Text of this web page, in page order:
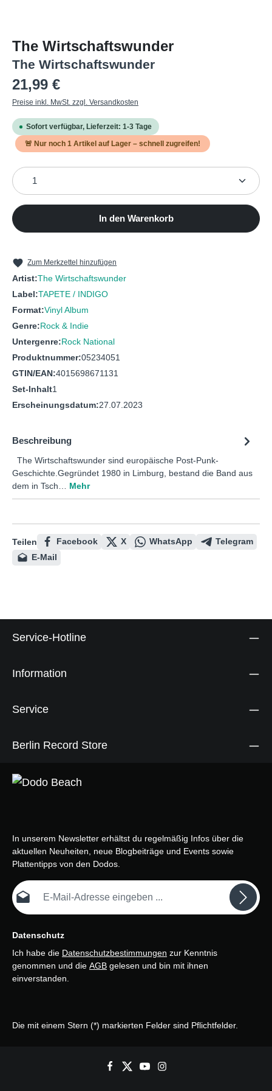
The Wirtschaftswunder
The Wirtschaftswunder
Regulärer Preis:
21,99 €
Preise inkl. MwSt. zzgl. Versandkosten
Sofort verfügbar, Lieferzeit: 1-3 Tage
🚨 Nur noch 1 Artikel auf Lager – schnell zugreifen!
Produkt Anzahl: Gib den gewünschten Wert ein
In den Warenkorb
Zum Merkzettel hinzufügen
Artist:The Wirtschaftswunder
Label:TAPETE / INDIGO
Format:Vinyl Album
Genre:Rock & Indie
Untergenre:Rock National
Produktnummer:05234051
GTIN/EAN:4015698671131
Set-Inhalt1
Erscheinungsdatum:27.07.2023
Beschreibung
The Wirtschaftswunder sind europäische Post-Punk-
Geschichte.Gegründet 1980 in Limburg, bestand die Band aus
dem in Tsch… Mehr
Teilen Facebook X WhatsApp
Telegram
E-Mail
Service-Hotline
Information
Service
Berlin Record Store
In unserem Newsletter erhältst du regelmäßig Infos über die
aktuellen Neuheiten, neue Blogbeiträge und Events sowie
Plattentipps von den Dodos.
E-Mail-Adresse*
Datenschutz
Ich habe die Datenschutzbestimmungen zur Kenntnis
genommen und die AGB gelesen und bin mit ihnen
einverstanden.
Die mit einem Stern (*) markierten Felder sind Pflichtfelder.